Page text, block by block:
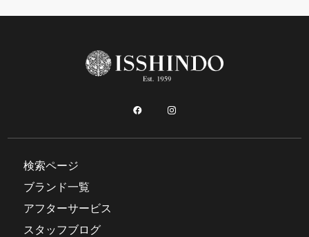
検索ページ
ブランド一覧
アフターサービス
スタッフブログ